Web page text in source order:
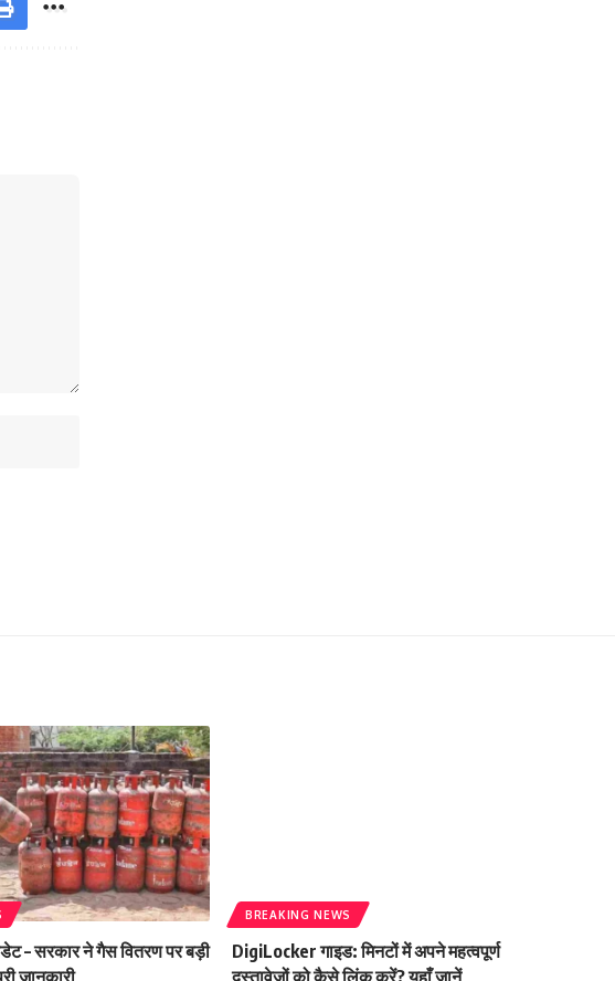
– सरकार ने गैस वितरण पर बड़ी
जानकारी
BREAKING NEWS
DigiLocker गाइड: मिनटों में अपने महत्वपूर्ण
दस्तावेज़ों को कैसे लिंक करें? यहाँ जानें